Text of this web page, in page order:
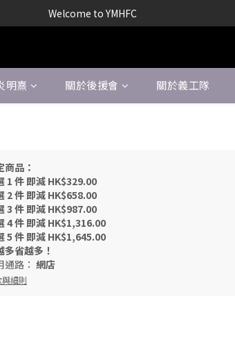
Welcome to YMHFC
Welcome to YMHFC
Welcome to YMHFC
明熹 關於後援會 關於義工隊
商品：
1 件 即減 HK$329.00
2 件 即減 HK$658.00
3 件 即減 HK$987.00
4 件 即減 HK$1,316.00
5 件 即減 HK$1,645.00
多省越多！
通路： 網店
細則